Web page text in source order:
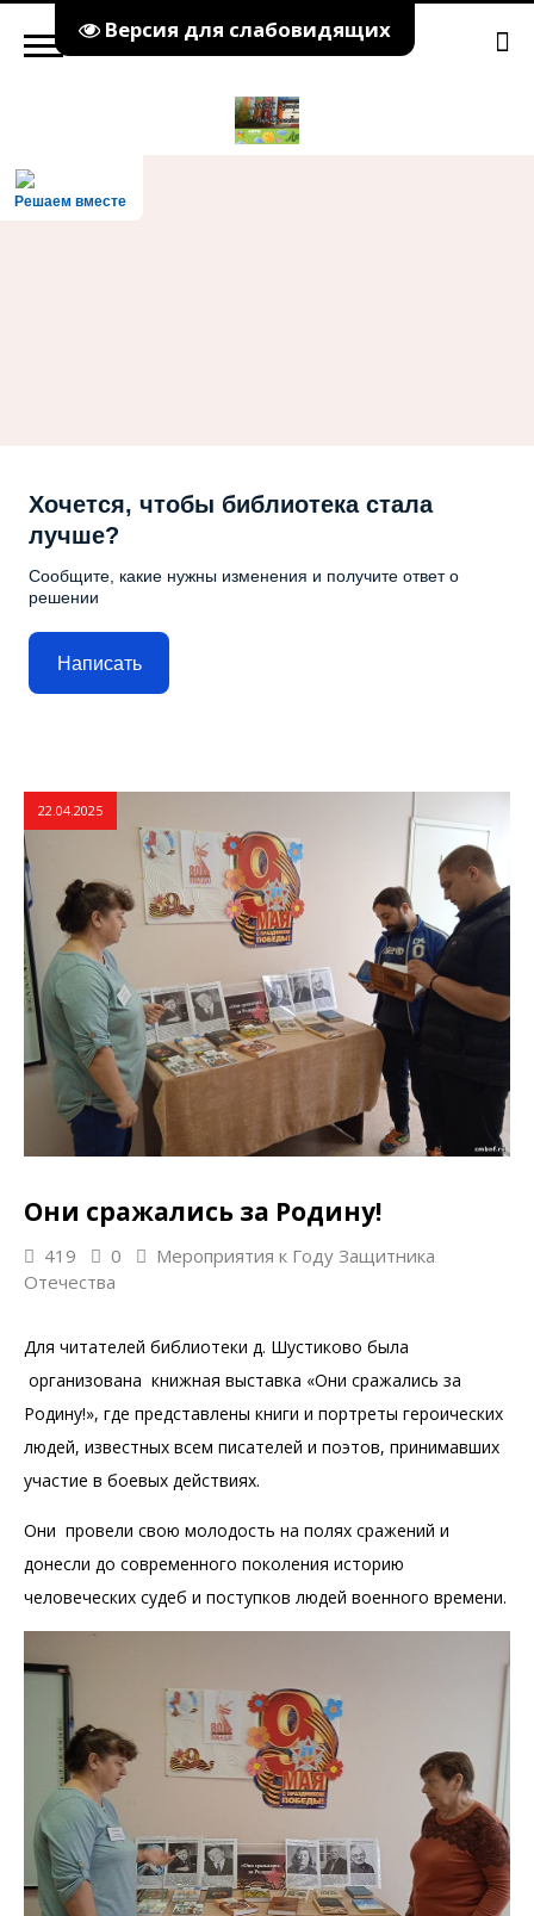
Версия для слабовидящих
Решаем вместе
Хочется, чтобы библиотека стала
лучше?
Сообщите, какие нужны изменения и получите ответ о
решении
Написать
22.04.2025
Они сражались за Родину!
419 0
Мероприятия к Году Защитника
Отечества
Для читателей библиотеки д. Шустиково была
организована книжная выставка «Они сражались за
Родину!», где представлены книги и портреты героических
людей, известных всем писателей и поэтов, принимавших
участие в боевых действиях.
Они провели свою молодость на полях сражений и
донесли до современного поколения историю
человеческих судеб и поступков людей военного времени.